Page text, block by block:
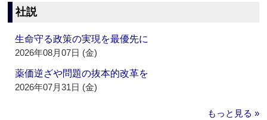
社説
生命守る政策の実現を最優先に
2026年08月07日 (金)
薬価逆ざや問題の抜本的改革を
2026年07月31日 (金)
もっと見る »